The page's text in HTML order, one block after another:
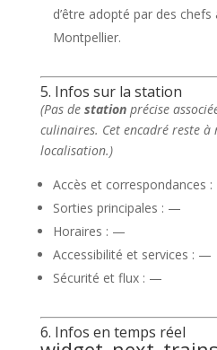
d’être adopté par des
Montpellier.
5. Infos sur la station
(Pas de stationprécise
culinaires. Cet encadré reste à
localisation.)
Accès et correspondances
Sorties principales : —
Horaires : —
Accessibilité et services : —
Sécurité et flux : —
6. Infos en temps réel